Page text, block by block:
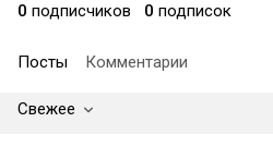
0 подписчиков 0 подписок
Посты Комментарии
Свежее